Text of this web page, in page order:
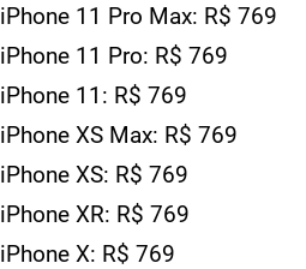
iPhone 11 Pro Max: R$ 769
iPhone 11 Pro: R$ 769
iPhone 11: R$ 769
iPhone XS Max: R$ 769
iPhone XS: R$ 769
iPhone XR: R$ 769
iPhone X: R$ 769